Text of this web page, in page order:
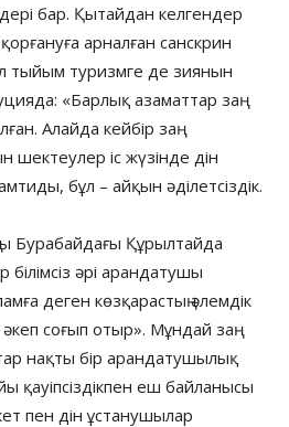
бар. Қытайдан келгендер
арналған санскрин
тыйым туризмге де зиянын
«Барлық азаматтар заң
Алайда кейбір заң
іс жүзінде дін
бұл – айқын әділетсіздік.
Бурабайдағы Құрылтайда
білімсіз әрі арандатушы
деген көзқарастың әлемдік
соғып отыр». Мұндай заң
нақты бір арандатушылық
қауіпсіздікпен еш байланысы
пен дін ұстанушылар